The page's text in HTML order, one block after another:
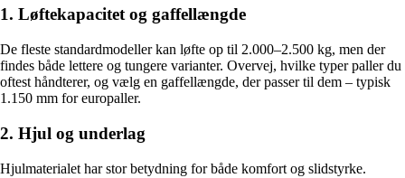
1. Løftekapacitet og gaffellængde
De fleste standardmodeller kan løfte op til 2.000–2.500 kg, men der
findes både lettere og tungere varianter. Overvej, hvilke typer paller du
oftest håndterer, og vælg en gaffellængde, der passer til dem – typisk
1.150 mm for europaller.
2. Hjul og underlag
Hjulmaterialet har stor betydning for både komfort og slidstyrke.